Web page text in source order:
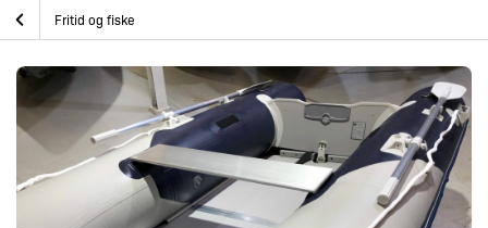
Skip
to
content
Hjem
Båtutstyr
Fritid og fiske
Gummibåt og utstyr